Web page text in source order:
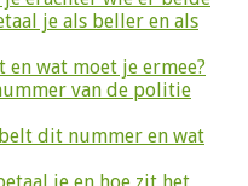
je als beller en als
wat moet je ermee?
van de politie
dit nummer en wat